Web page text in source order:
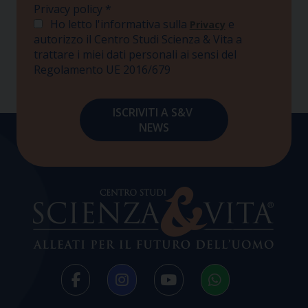
Privacy policy *
Ho letto l'informativa sulla Privacy e
autorizzo il Centro Studi Scienza & Vita a
trattare i miei dati personali ai sensi del
Regolamento UE 2016/679